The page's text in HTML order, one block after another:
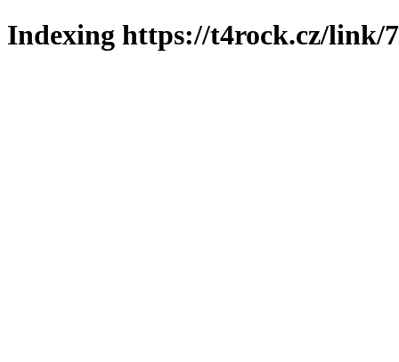
Indexing https://t4rock.cz/link/